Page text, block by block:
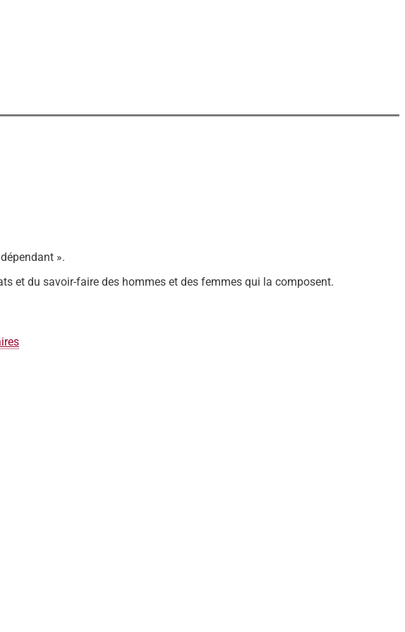
».
et du savoir-faire des hommes et des femmes qui la composent.